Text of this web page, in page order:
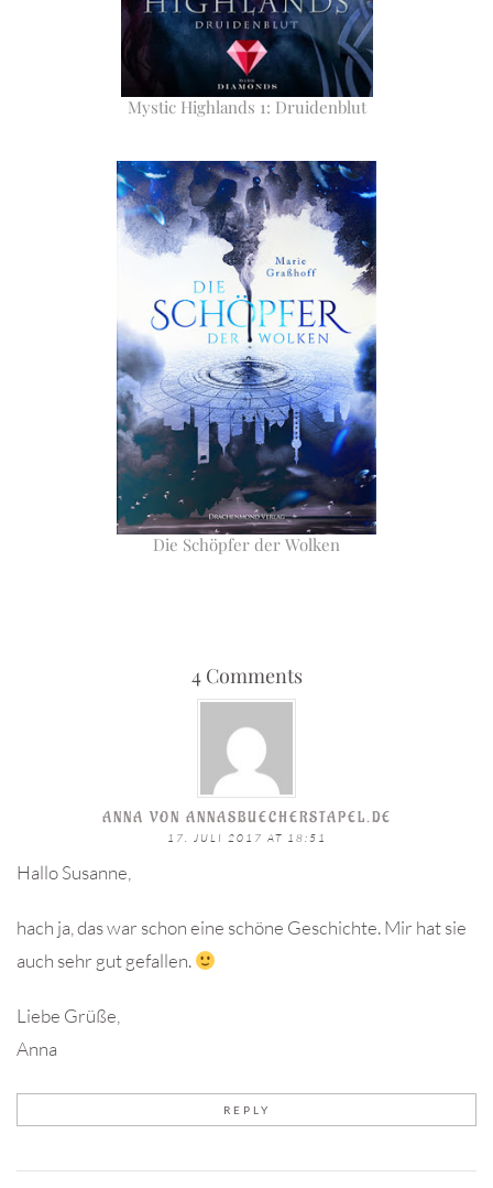
Mystic Highlands 1: Druidenblut
Die Schöpfer der Wolken
4 Comments
ANNA VON ANNASBUECHERSTAPEL.DE
17. JULI 2017 AT 18:51
Hallo Susanne,
hach ja, das war schon eine schöne Geschichte. Mir hat sie
auch sehr gut gefallen.
Liebe Grüße,
Anna
REPLY